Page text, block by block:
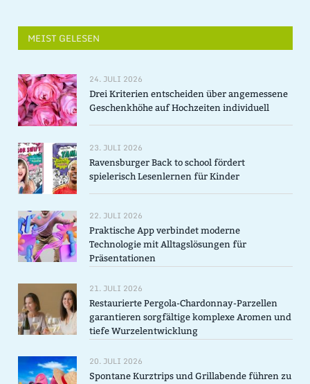
MEIST GELESEN
24. JULI 2026
Drei Kriterien entscheiden über angemessene
Geschenkhöhe auf Hochzeiten individuell
23. JULI 2026
Ravensburger Back to school fördert
spielerisch Lesenlernen für Kinder
22. JULI 2026
Praktische App verbindet moderne
Technologie mit Alltagslösungen für
Präsentationen
21. JULI 2026
Restaurierte Pergola-Chardonnay-Parzellen
garantieren sorgfältige komplexe Aromen und
tiefe Wurzelentwicklung
20. JULI 2026
Spontane Kurztrips und Grillabende führen zu